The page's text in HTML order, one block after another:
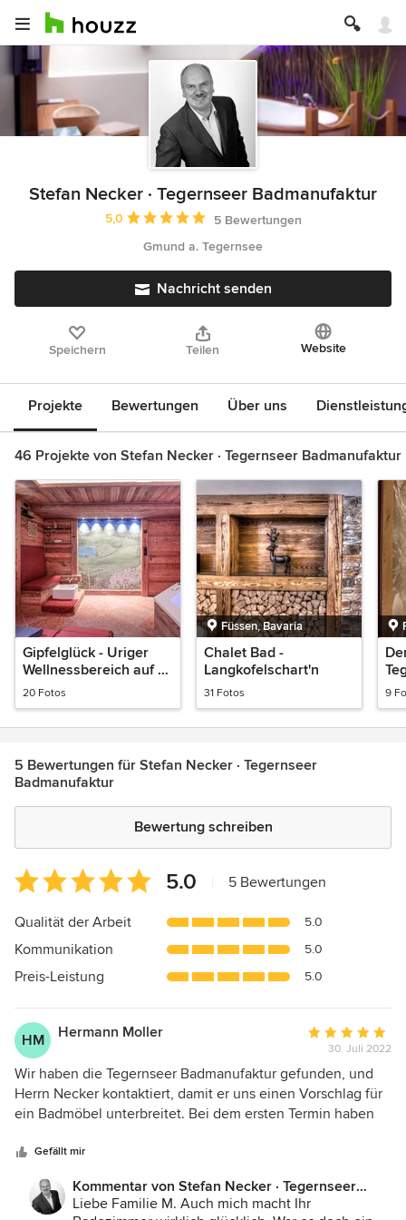
Stefan Necker · Tegernseer Badmanufaktur
Durchschnittliche Bewertung: 5 von 5 Sternen
5,0
5 Bewertungen
Gmund a. Tegernsee
Nachricht senden
Speichern Teilen Website
Projekte Bewertungen Über uns
46 Projekte von Stefan Necker · Tegernseer Badmanufaktur
Gipfelglück - Uriger
Wellnessbereich auf 10
qm
20 Fotos
Füssen, Bavaria
Chalet Bad -
Langkofelschart'n
31 Fotos 9
5 Bewertungen für Stefan Necker · Tegernseer
Badmanufaktur
Bewertung schreiben
Durchschnittliche
Bewertung:
5
5
Sternen
5.0 5 Bewertungen
Qualität der Arbeit 5.0
Kommunikation 5.0
Preis-Leistung 5.0
HM Hermann Moller
Bewertung:
5
von
5
30. Juli 2022
Wir haben die Tegernseer Badmanufaktur gefunden, und
Herrn Necker kontaktiert, damit er uns einen Vorschlag für
ein Badmöbel unterbreitet. Bei dem ersten Termin haben
neuen Bad befassen, aber die bisherigen Lösungen, die
uns von Mitbewerbern angeboten wurden, waren nicht das,
was wir haben wollten. Daraufhin hatte er gleich ein paar
Vorschläge parat, die genau das trafen, was wir uns
Gefällt mir
Kommentar von Stefan Necker · Tegernseer
Badmanufaktur:
Liebe Familie M. Auch mich macht Ihr